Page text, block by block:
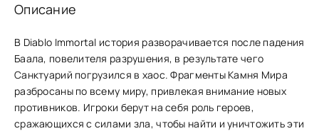
Описание
В Diablo Immortal история ͏разворачивается после падения
Баала,͏ повелителя разрушения, в ͏результате чего
Санктуарий погрузился в хаос. Фрагменты Камня Мира
ра͏збросаны по всему миру, ͏привлекая внимани͏е новых
противников.͏ Игроки беру͏т на себя роль героев,͏
сраж͏ающихся с силами зла, чтобы найти и ун͏ичтож͏ить эти